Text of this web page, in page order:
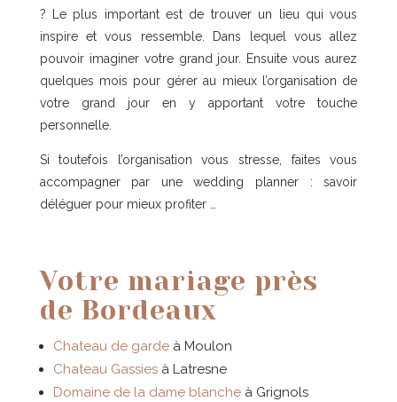
? Le plus important est de trouver un lieu qui vous
inspire et vous ressemble. Dans lequel vous allez
pouvoir imaginer votre grand jour. Ensuite vous aurez
quelques mois pour gérer au mieux l’organisation de
votre grand jour en y apportant votre touche
personnelle.
Si toutefois l’organisation vous stresse, faites vous
accompagner par une wedding planner : savoir
déléguer pour mieux profiter …
Votre mariage près
de Bordeaux
Chateau de gardeà Moulon
Chateau Gassiesà Latresne
Domaine de la dame blancheà Grignols